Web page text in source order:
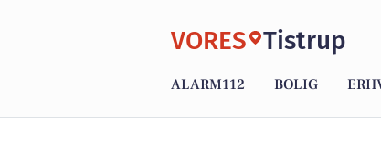
VORES Tistrup
ALARM112 BOLIG